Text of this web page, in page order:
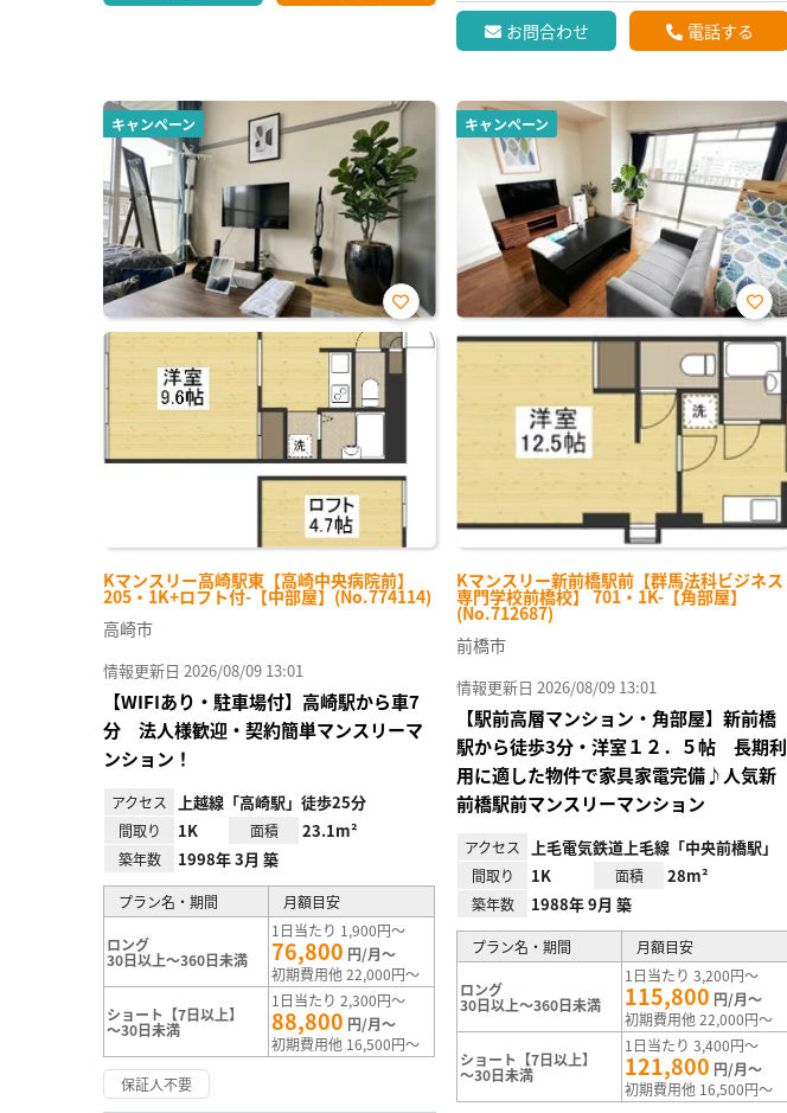
お問合わせ 電話する
キャンペーン
Kマンスリー高崎駅東【高崎中央病院前】
205・1K+ロフト付-【中部屋】(No.774114)
お気
に入
録
高崎市
情報更新日 2026/08/09 13:01
【WIFIあり・駐車場付】高崎駅から車7
分 法人様歓迎・契約簡単マンスリーマ
ンション！
アクセス 上越線「高崎駅」徒歩25分
間取り 1K 面積 23.1m²
築年数 1998年 3月 築
プラン名・期間 月額目安
ロング
30日以上～360日未満
1日当たり 1,900円～
76,800 円/月～
初期費用他 22,000円～
ショート【7日以上】
～30日未満
1日当たり 2,300円～
88,800 円/月～
初期費用他 16,500円～
保証人不要
キャンペーン
Kマンスリー新前橋駅前【群馬法科ビジネス
専門学校前橋校】 701・1K-【角部屋】
(No.712687)
お気
に入
録
前橋市
情報更新日 2026/08/09 13:01
【駅前高層マンション・角部屋】新前橋
駅から徒歩3分・洋室１２．５帖 長期利
用に適した物件で家具家電完備♪人気新
前橋駅前マンスリーマンション
アクセス 上毛電気鉄道上毛線「中央前橋駅」
間取り 1K 面積 28m²
築年数 1988年 9月 築
プラン名・期間 月額目安
ロング
30日以上～360日未満
1日当たり 3,200円～
115,800 円/月～
初期費用他 22,000円～
ショート【7日以上】
～30日未満
1日当たり 3,400円～
121,800 円/月～
初期費用他 16,500円～